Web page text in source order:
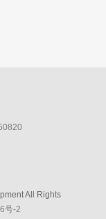
All Rights
号-2